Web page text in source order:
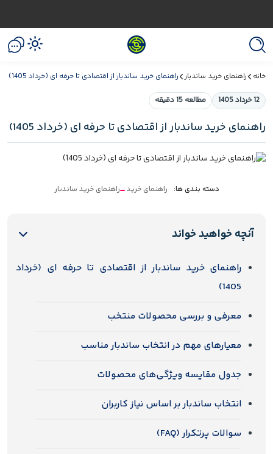
خانه راهنمای خرید ساندبار راهنمای خرید ساندبار از اقتصادی تا حرفه ای (خرداد 1405)
12 خرداد 1405 مطالعه 15 دقیقه
راهنمای خرید ساندبار از اقتصادی تا حرفه ای (خرداد 1405)
دسته بندی ها: راهنمای خرید راهنمای خرید ساندبار
آنچه خواهید خواند
راهنمای خرید ساندبار از اقتصادی تا حرفه ای (خرداد
1405)
معرفی و بررسی محصولات منتخب
معیارهای مهم در انتخاب ساندبار مناسب
جدول مقایسه ویژگی‌های محصولات
انتخاب ساندبار بر اساس نیاز کاربران
سوالات پرتکرار (FAQ)